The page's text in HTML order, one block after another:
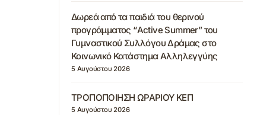
Δωρεά από τα παιδιά του θερινού
προγράμματος “Active Summer” του
Γυμναστικού Συλλόγου Δράμας στο
Κοινωνικό Κατάστημα Αλληλεγγύης
5 Αυγούστου 2026
ΤΡΟΠΟΠΟΙΗΣΗ ΩΡΑΡΙΟΥ ΚΕΠ
5 Αυγούστου 2026